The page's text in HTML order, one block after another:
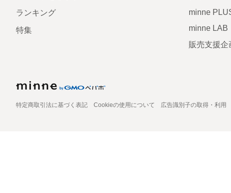
ランキング
特集
minne
minne LAB
販売支援企
特定商取引法に基づく表記 Cookieの使用について 広告識別子の取得・利用